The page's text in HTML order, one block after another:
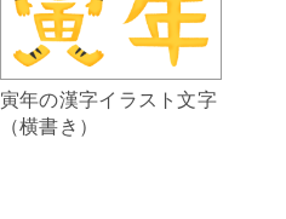
寅年の漢字イラスト文字
（横書き）